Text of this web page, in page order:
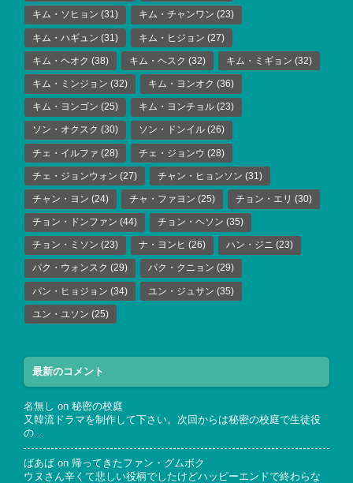
キム・ソヒョン (31) キム・チャンワン (23)
キム・ハギュン (31) キム・ヒジョン (27)
キム・ヘオク (38) キム・ヘスク (32) キム・ミギョン (32)
キム・ミンジョン (32) キム・ヨンオク (36)
キム・ヨンゴン (25) キム・ヨンチョル (23)
ソン・オクスク (30) ソン・ドンイル (26)
チェ・イルファ (28) チェ・ジョンウ (28)
チェ・ジョンウォン (27) チャン・ヒョンソン (31)
チャン・ヨン (24) チャ・ファヨン (25) チョン・エリ (30)
チョン・ドンファン (44) チョン・ヘソン (35)
チョン・ミソン (23) ナ・ヨンヒ (26) ハン・ジニ (23)
パク・ウォンスク (29) パク・クニョン (29)
パン・ヒョジョン (34) ユン・ジュサン (35)
ユン・ユソン (25)
最新のコメント
名無し on 秘密の校庭
又韓流ドラマを制作して下さい。次回からは秘密の校庭で生徒役
の…
ばあば on 帰ってきたファン・グムボク
ウヌさん辛くて悲しい役柄でしたけどハッピーエンドで終わらな